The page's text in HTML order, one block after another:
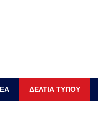
ΔΕΛΤΙΑ ΤΥΠΟΥ